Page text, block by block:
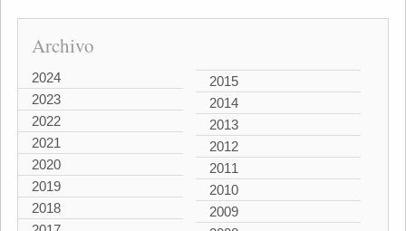
Archivo
2024
2023
2022
2021
2020
2019
2018
2015
2014
2013
2012
2011
2010
2009